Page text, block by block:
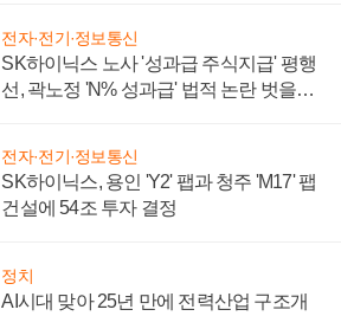
전자·전기·정보통신
SK하이닉스 노사 '성과급 주식지급' 평행
선, 곽노정 'N% 성과급' 법적 논란 벗을지
전자·전기·정보통신
SK하이닉스, 용인 'Y2' 팹과 청주 'M17' 팹
건설에 54조 투자 결정
정치
AI시대 맞아 25년 만에 전력산업 구조개